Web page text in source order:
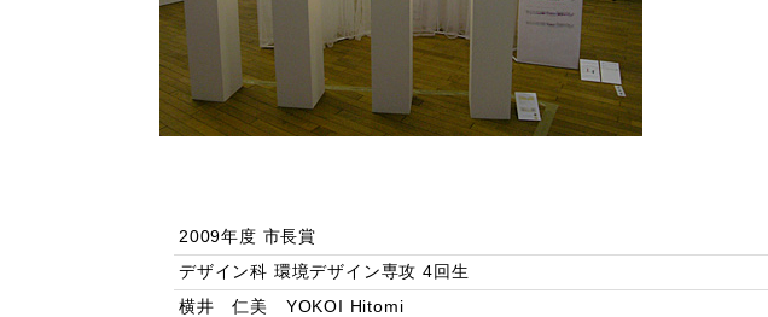
2009年度 市長賞
デザイン科 環境デザイン専攻 4回生
横井 仁美 YOKOI Hitomi